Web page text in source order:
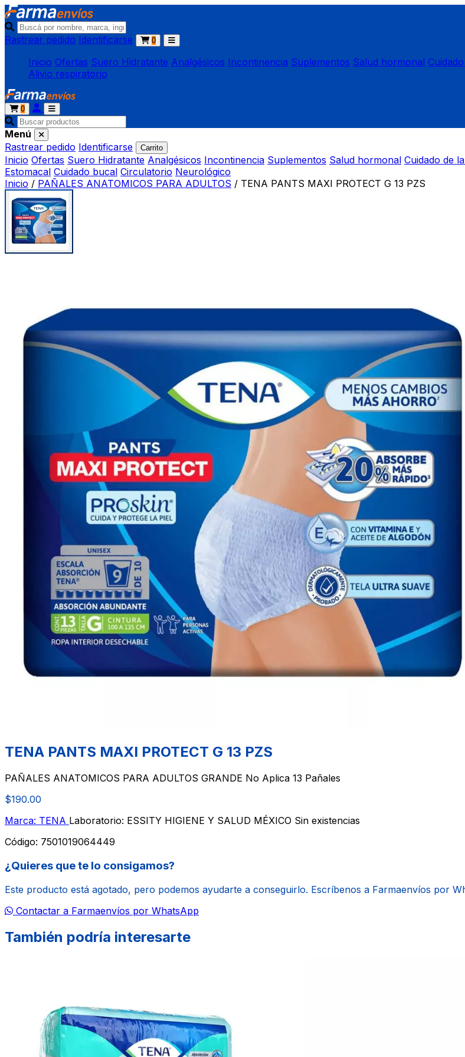
Rastrear pedido Identificarse 0
Inicio Ofertas Suero Hidratante Analgésicos Incontinencia Suplementos Salud hormonal
Alivio respiratorio
0
Menú
Rastrear pedido Identificarse Carrito
Inicio Ofertas Suero Hidratante Analgésicos Incontinencia Suplementos Salud hormonal Cuidado de
Estomacal Cuidado bucal Circulatorio Neurológico
Inicio / PAÑALES ANATOMICOS PARA ADULTOS / TENA PANTS MAXI PROTECT G 13 PZS
TENA PANTS MAXI PROTECT G 13 PZS
PAÑALES ANATOMICOS PARA ADULTOS GRANDE No Aplica 13 Pañales
$190.00
Marca: TENA Laboratorio: ESSITY HIGIENE Y SALUD MÉXICO Sin existencias
Código: 7501019064449
¿Quieres que te lo consigamos?
Este producto está agotado, pero podemos ayudarte a conseguirlo. Escríbenos a Farmaenvíos por
Contactar a Farmaenvíos por WhatsApp
También podría interesarte